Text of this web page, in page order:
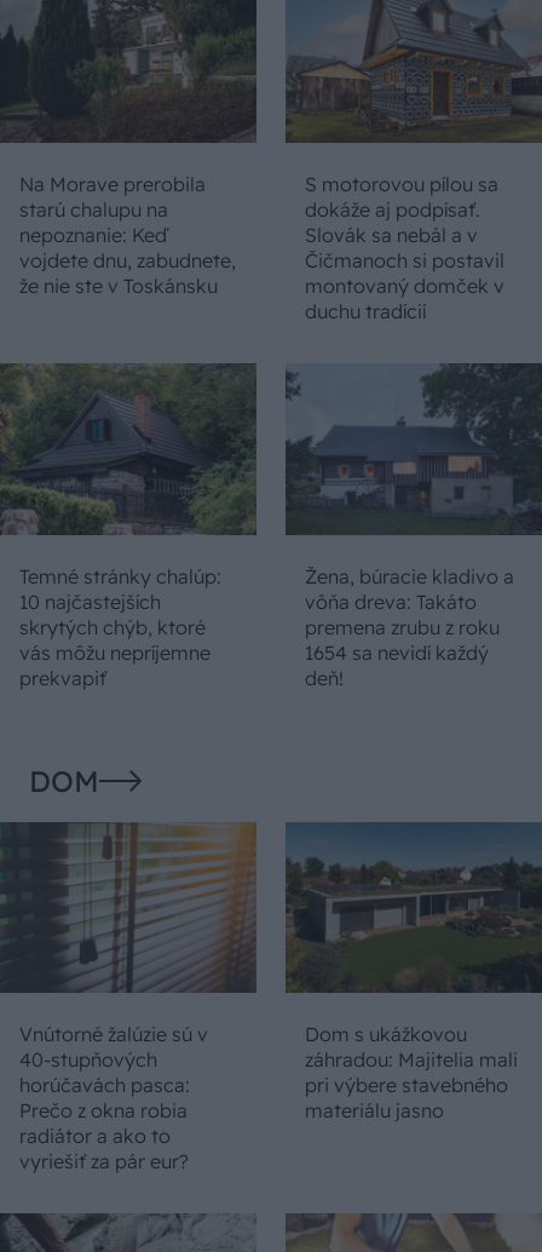
Na Morave prerobila
starú chalupu na
nepoznanie: Keď
vojdete dnu, zabudnete,
že nie ste v Toskánsku
S motorovou pílou sa
dokáže aj podpísať.
Slovák sa nebál a v
Čičmanoch si postavil
montovaný domček v
duchu tradícií
Temné stránky chalúp:
10 najčastejších
skrytých chýb, ktoré
vás môžu nepríjemne
prekvapiť
Žena, búracie kladivo a
vôňa dreva: Takáto
premena zrubu z roku
1654 sa nevidí každý
deň!
DOM
Vnútorné žalúzie sú v
40-stupňových
horúčavách pasca:
Prečo z okna robia
radiátor a ako to
vyriešiť za pár eur?
Dom s ukážkovou
záhradou: Majitelia mali
pri výbere stavebného
materiálu jasno